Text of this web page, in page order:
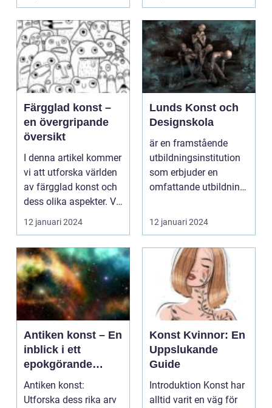
Färgglad konst –
en övergripande
översikt
I denna artikel kommer
vi att utforska världen
av färgglad konst och
dess olika aspekter. Vi
kommer ...
12 januari 2024
Lunds Konst och
Designskola
är en framstående
utbildningsinstitution
som erbjuder en
omfattande utbildning
design...
12 januari 2024
Antiken konst – En
inblick i ett
epokgörande
konstnärligt
uttryck
Antiken konst:
Utforska dess rika arv
Konst Kvinnor: En
Uppslukande
Guide
Introduktion Konst har
alltid varit en väg för